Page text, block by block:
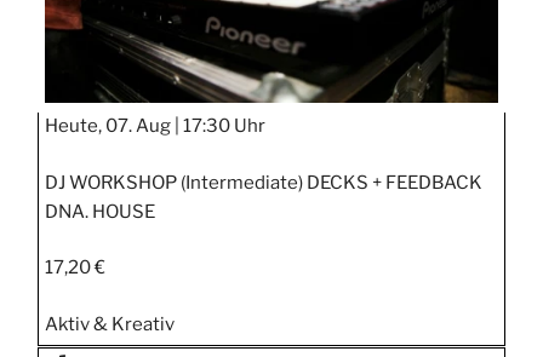
Heute, 07. Aug | 17:30 Uhr
DJ WORKSHOP (Intermediate) DECKS + FEEDBACK
DNA. HOUSE
17,20 €
Aktiv & Kreativ